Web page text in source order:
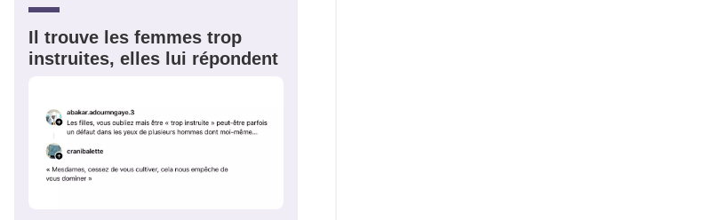
Il trouve les femmes trop
instruites, elles lui répondent